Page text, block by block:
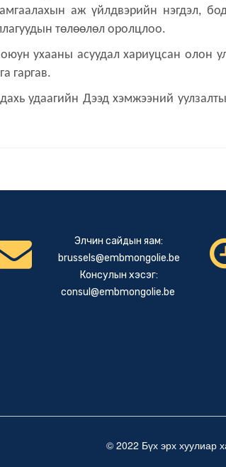
аж үйлдвэрийн нэгдэл,
төлөөлөл оролцлоо.
ухааны асуудал хариуцсан олон
гаргав.
удаагийн Дээд хэмжээний
Элчин сайдын яам:
brussels@embmongolie.be
Консулын хэсэг:
consul@embmongolie.be
© 2022 Бүх эрх хуулиар